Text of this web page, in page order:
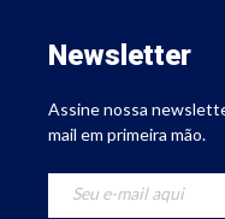
Newsletter
Assine nossa
mail em primeira mão.